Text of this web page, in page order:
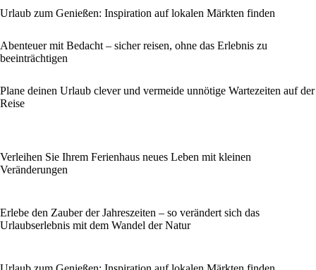
Urlaub zum Genießen: Inspiration auf lokalen Märkten finden
Abenteuer mit Bedacht – sicher reisen, ohne das Erlebnis zu
beeinträchtigen
Plane deinen Urlaub clever und vermeide unnötige Wartezeiten auf der
Reise
Verleihen Sie Ihrem Ferienhaus neues Leben mit kleinen
Veränderungen
Erlebe den Zauber der Jahreszeiten – so verändert sich das
Urlaubserlebnis mit dem Wandel der Natur